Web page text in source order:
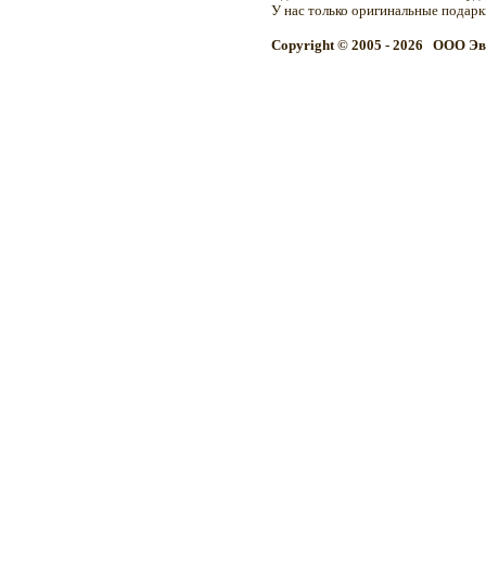
У нас только оригинальные
Copyright © 2005 - 2026 OOO